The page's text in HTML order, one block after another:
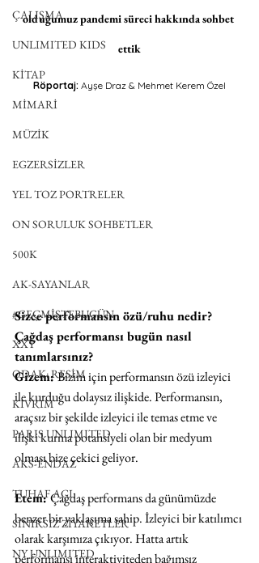
ÇALIŞMA
UNLIMITED KIDS
KİTAP
MİMARİ
MÜZİK
EGZERSİZLER
YEL TOZ PORTRELER
ON SORULUK SOHBETLER
500K
AK-SAYANLAR
#GEÇMİŞTEBUGÜN
XXY
ODAK: RESİM
KIVRIM
PARIS UNLIMITED
AKS-ENDAZ
TUHAF AÇI
SINIRSIZ ZİYARETLER
NY UNLIMITED
olduğumuz pandemi süreci hakkında sohbet
ettik
Röportaj: Ayşe Draz & Mehmet Kerem Özel
Sizce performansın özü/ruhu nedir?
Çağdaş performansı bugün nasıl
tanımlarsınız?
Gizem: Bizim için performansın özü izleyici
ile kurduğu dolaysız ilişkide. Performansın,
araçsız bir şekilde izleyici ile temas etme ve
ilişki kurma potansiyeli olan bir medyum
olması bize çekici geliyor.
Etem: Çağdaş performans da günümüzde
benzer bir yaklaşıma sahip. İzleyici bir katılımcı
olarak karşımıza çıkıyor. Hatta artık
performansı interaktiviteden bağımsız